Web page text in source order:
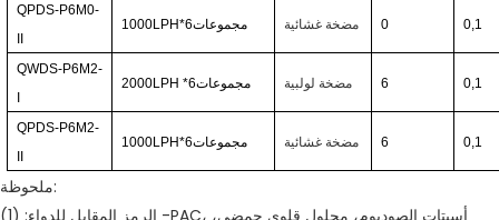
QPDS-P6M0-
II
1000LPH*6مجموعات مضخة غشائية 0 0,1
QWDS-P6M2-
I
2000LPH *6مجموعات مضخة لولبية 6 0,1
QPDS-P6M2-
II
1000LPH*6مجموعات مضخة غشائية 6 0,1
ملحوظة:
الرمز المقابل للدواء: (1) -PAC، أسيتات الصوديوم، محلول قلوي حمضي،